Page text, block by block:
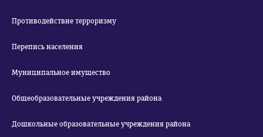
Противодействие терроризму
Перепись населения
Муниципальное имущество
Общеобразовательные учреждения района
Дошкольные образовательные учреждения района